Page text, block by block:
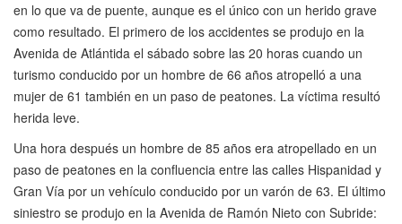
en lo que va de puente, aunque es el único con un herido grave
como resultado. El primero de los accidentes se produjo en la
Avenida de Atlántida el sábado sobre las 20 horas cuando un
turismo conducido por un hombre de 66 años atropelló a una
mujer de 61 también en un paso de peatones. La víctima resultó
herida leve.
Una hora después un hombre de 85 años era atropellado en un
paso de peatones en la confluencia entre las calles Hispanidad y
Gran Vía por un vehículo conducido por un varón de 63. El último
siniestro se produjo en la Avenida de Ramón Nieto con Subride: